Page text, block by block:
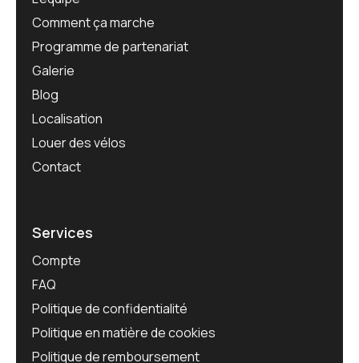
Comment ça marche
Programme de partenariat
Galerie
Blog
Localisation
Louer des vélos
Contact
Services
Compte
FAQ
Politique de confidentialité
Politique en matière de cookies
Politique de remboursement